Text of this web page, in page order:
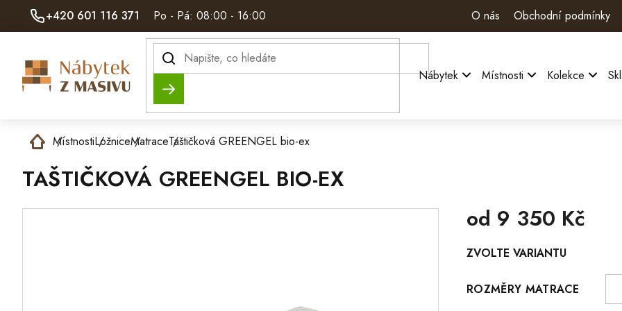
+420 601 116 371 Po - Pá: 08:00 - 16:00 O nás Obchodní podmínky
Hledat Nábytek Místnosti Kolekce
DomůMístnostiLožniceMatraceTaštičková GREENGEL bio-ex
TAŠTIČKOVÁ GREENGEL BIO-EX
od 9 350 Kč
cena:
ZVOLTE VARIANTU
ROZMĚRY MATRACE